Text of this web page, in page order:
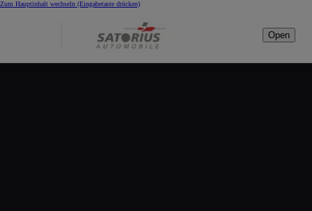
Zum Hauptinhalt wechseln (Eingabetaste drücken)
Open